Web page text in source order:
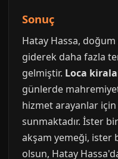
Sonuç
Hatay Hassa,
giderek daha fazla
gelmiştir. Loca
günlerde
hizmet arayanlar
sunmaktadır. İster
akşam yemeği,
olsun, Hatay